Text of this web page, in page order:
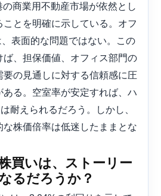
の商業用不動産市場が依然とし
とを明確に示している。オフ
表面的な問題ではない。この
、担保価値、オフィス部門の
要の見通しに対する信頼感に圧
ある。空室率が安定すれば、ハ
耐えられるだろう。しかし、
な株価倍率は低迷したままとな
買いは、ストーリー
るだろうか？